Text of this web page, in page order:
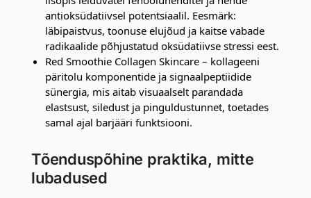
antioksüdatiivsel potentsiaalil. Eesmärk:
läbipaistvus, toonuse elujõud ja kaitse vabade
radikaalide põhjustatud oksüdatiivse stressi eest.
Red Smoothie Collagen Skincare – kollageeni
päritolu komponentide ja signaalpeptiidide
sünergia, mis aitab visuaalselt parandada
elastsust, siledust ja pinguldustunnet, toetades
samal ajal barjääri funktsiooni.
Tõenduspõhine praktika, mitte
lubadused